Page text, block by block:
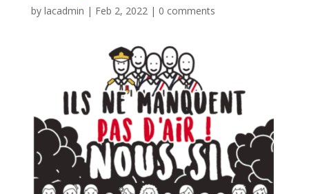
by lacadmin | Feb 2, 2022| 0 comments